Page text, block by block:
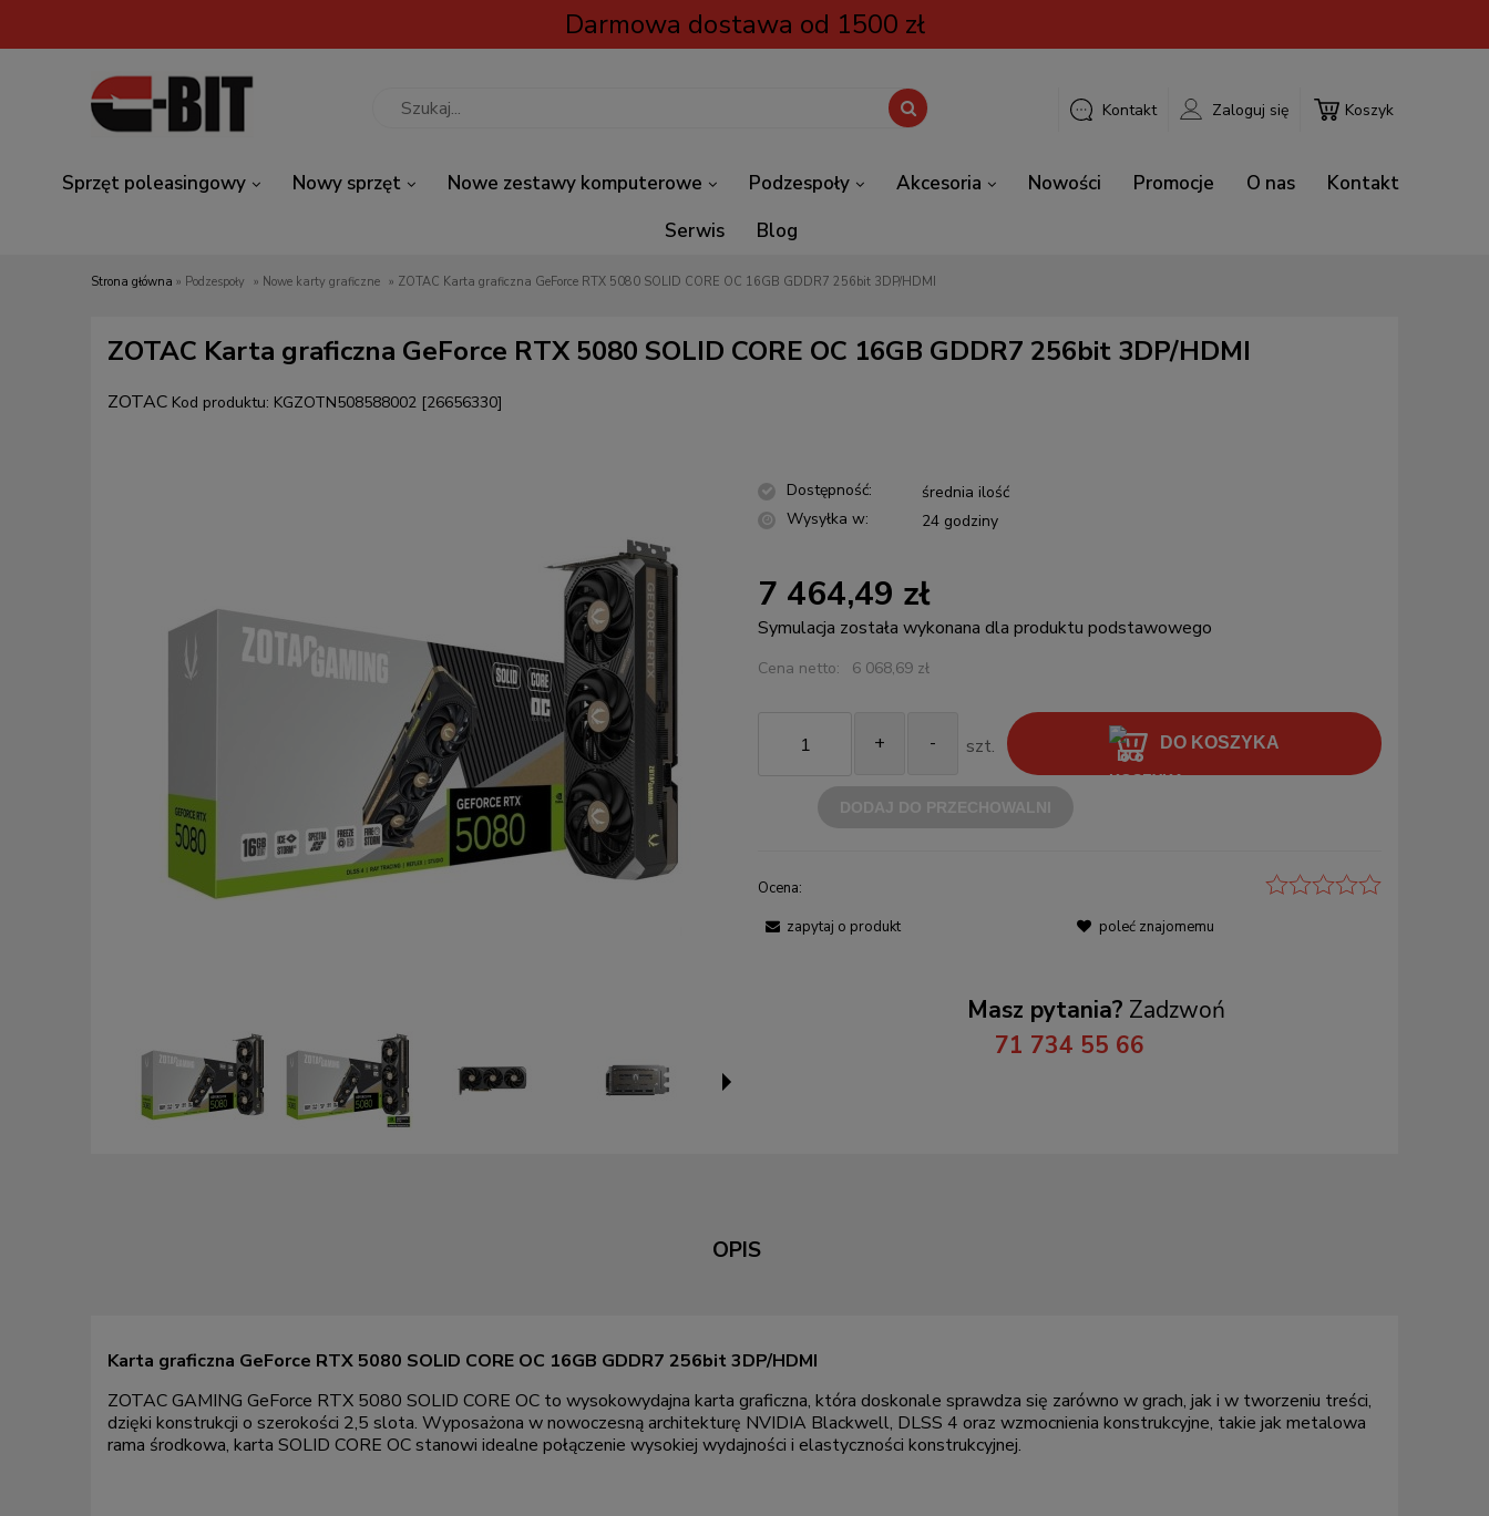
Darmowa dostawa od 1500 zł
Koszyk
Kontakt Zaloguj się
Sprzęt poleasingowy Nowy sprzęt Nowe zestawy komputerowe Podzespoły Akcesoria Nowości Promocje O nas
Kontakt
Serwis
Blog
Strona główna » Podzespoły » Nowe karty graficzne » ZOTAC Karta graficzna GeForce RTX 5080 SOLID CORE OC 16GB GDDR7 256bit 3DP/HDMI
ZOTAC Karta graficzna GeForce RTX 5080 SOLID CORE OC 16GB GDDR7 256bit 3DP/HDMI
ZOTAC Kod produktu: KGZOTN508588002 [26656330]
Dostępność:
średnia ilość
Wysyłka w:
24 godziny
7 464,49 zł
Symulacja została wykonana dla produktu podstawowego
Cena netto: 6 068,69 zł
+ - szt. DO KOSZYKA
Ocena:
zapytaj o produkt
poleć znajomemu
Masz pytania? Zadzwoń
71 734 55 66
OPIS
Karta graficzna GeForce RTX 5080 SOLID CORE OC 16GB GDDR7 256bit 3DP/HDMI
ZOTAC GAMING GeForce RTX 5080 SOLID CORE OC to wysokowydajna karta graficzna, która doskonale sprawdza się zarówno w grach, jak i w tworzeniu treści,
dzięki konstrukcji o szerokości 2,5 slota. Wyposażona w nowoczesną architekturę NVIDIA Blackwell, DLSS 4 oraz wzmocnienia konstrukcyjne, takie jak metalowa
rama środkowa, karta SOLID CORE OC stanowi idealne połączenie wysokiej wydajności i elastyczności konstrukcyjnej.